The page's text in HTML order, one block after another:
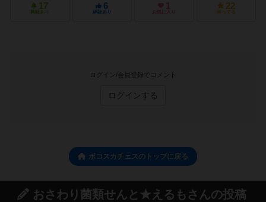
17
興味あり
6
経験あり
1
お気に入り
22
持ってる
ログイン/会員登録でコメント
ログインする
ボコスカチェスのトップに戻る
おさわり菌類せんと★えるもさんの投稿